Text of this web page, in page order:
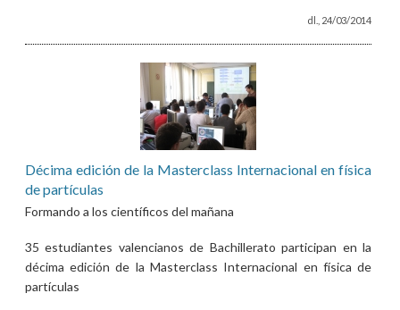
dl., 24/03/2014
Décima edición de la Masterclass Internacional en física
de partículas
Formando a los científicos del mañana
35 estudiantes valencianos de Bachillerato participan en la
décima edición de la Masterclass Internacional en física de
partículas